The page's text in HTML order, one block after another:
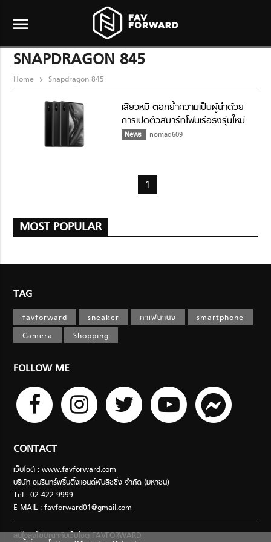
menu
SNAPDRAGON 845
Home Snapdragon 845
เสียวหมี่ ตอกย้ำความเป็นผู้นำด้วย
การเปิดตัวสมาร์ทโฟนเรือธงรุ่นใหม่
ล่าสุด Mi MIX 3
News nomad609
1
MOST POPULAR
TAG
favforward sneaker คาเฟ่น่านั่ง
smartphone
Camera
Shopping
FOLLOW ME
CONTACT
เว็บไซต์ : www.favforward.com
บริษัท อมรินทร์พริ้นติ้งแอนด์พับลิชชิ่ง จำกัด (มหาชน)
Tel : 02-422-9999
E-MAIL :favforward01@gmail.com
สนใจลงโฆษณากับเว็บไซต์ FAVFORWARD